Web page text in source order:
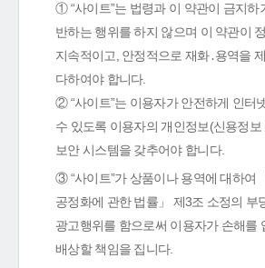
① “사이트”는 법령과 이 약관이 금지하
반하는 행위를 하지 않으며 이 약관이
지속적이고, 안정적으로 재화․용역을
다하여야 합니다.
② “사이트”는 이용자가 안전하게 인터
수 있도록 이용자의 개인정보(신용정
보안 시스템을 갖추어야 합니다.
③ “사이트”가 상품이나 용역에 대하여
공정화에 관한 법률」 제3조 소정의 부
광고행위를 함으로써 이용자가 손해를
배상할 책임을 집니다.